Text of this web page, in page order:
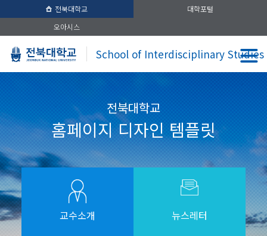
전북대학교
대학포털
오아시스
School of Interdisciplinary Studies
전북대학교
홈페이지 디자인 템플릿
교수소개 뉴스레터